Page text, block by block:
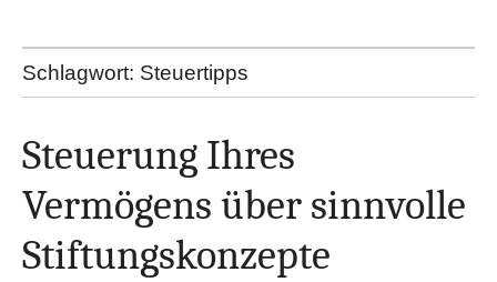
den Themen
Finanzen,
Marketing-, Vertrieb-
& Investment-Tipps
Schlagwort: Steuertipps
Steuerung Ihres
Vermögens über sinnvolle
Stiftungskonzepte